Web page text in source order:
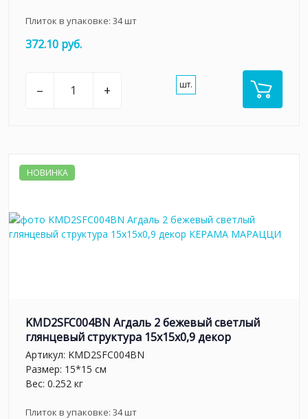
Плиток в упаковке: 34шт
372.10 руб.
– + шт.
НОВИНКА
KMD2SFC004BN Агдаль 2 бежевый светлый
глянцевый структура 15x15x0,9 декор
Артикул: KMD2SFC004BN
Размер: 15*15 см
Вес: 0.252 кг
Плиток в упаковке: 34шт